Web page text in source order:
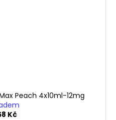
Peach 4x10ml-12mg
Kč